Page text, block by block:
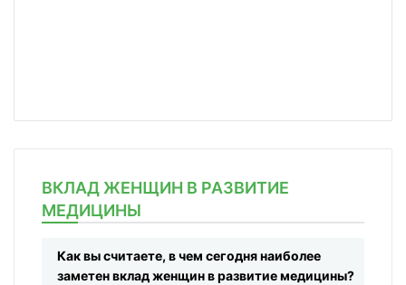
ВКЛАД ЖЕНЩИН В РАЗВИТИЕ
МЕДИЦИНЫ
Как вы считаете, в чем сегодня наиболее
заметен вклад женщин в развитие медицины?